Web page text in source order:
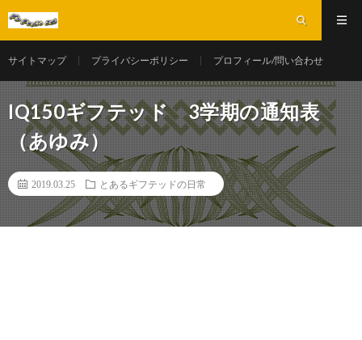
サイトマップ プライバシーポリシー プロフィール/問い合わせ
IQ150ギフテッド 3学期の通知表
（あゆみ）
2019.03.25 とあるギフテッドの日常